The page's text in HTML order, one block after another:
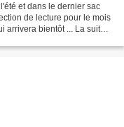
et dans le dernier sac
de lecture pour le mois
bientôt ... La suite